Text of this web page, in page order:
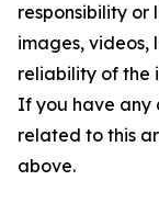
responsibility
images, videos,
reliability of the
If you have any
related to this
above.